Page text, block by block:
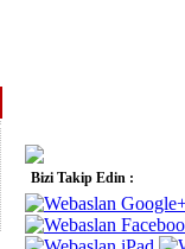
Bizi Takip Edin :